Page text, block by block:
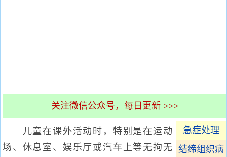
关注微信公众号，每日更新 >>>
急症处理
结缔组织病
儿童在课外活动时，特别是在运动
场、休息室、娱乐厅或汽车上等无拘无